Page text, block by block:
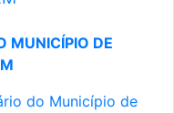
MUNICÍPIO DE
do Município de